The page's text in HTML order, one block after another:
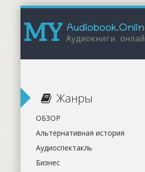
Жанры
ОБЗОР
Альтернативная история
Аудиоспектакль
Бизнес